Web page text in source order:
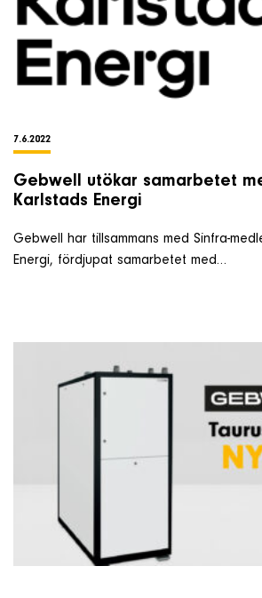
7.6.2022
Gebwell utökar samarbetet
Karlstads Energi
Gebwell har tillsammans med Sinfra-
Energi, fördjupat samarbetet med…